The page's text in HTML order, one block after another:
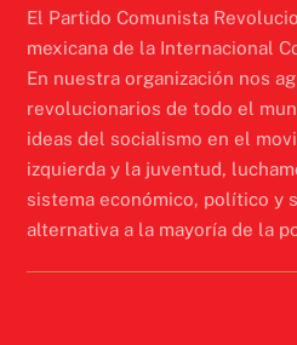
El Partido Comunista
mexicana de la Internacional
En nuestra organización nos
revolucionarios de todo el
ideas del socialismo en el
izquierda y la juventud,
sistema económico, político y
alternativa a la mayoría de la